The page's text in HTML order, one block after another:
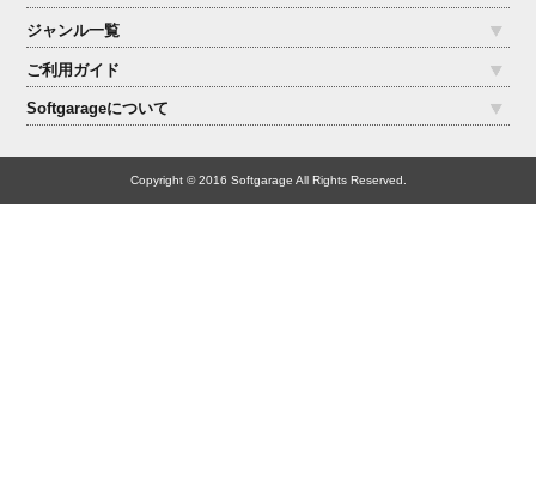
ジャンル一覧
ご利用ガイド
Softgarageについて
Copyright © 2016 Softgarage All Rights Reserved.